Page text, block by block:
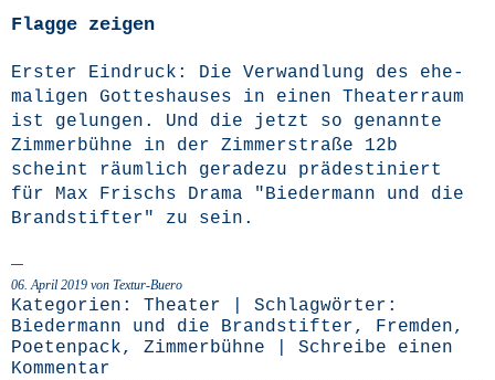
Flagge zeigen
Ers­ter Ein­druck: Die Ver­wand­lung des ehe­
ma­li­gen Got­tes­hau­ses in einen Thea­ter­raum
ist gelun­gen. Und die jetzt so genann­te
Zim­mer­büh­ne in der Zim­mer­stra­ße 12b
scheint räum­lich gera­de­zu prä­de­sti­niert
für Max Frischs Dra­ma "Bie­der­mann und die
Brand­stif­ter" zu sein.
06. April 2019 von Textur-Buero
Kategorien: Theater | Schlagwörter:
Biedermann und die Brandstifter, Fremden,
Poetenpack, Zimmerbühne
Schreibe einen
Kommentar